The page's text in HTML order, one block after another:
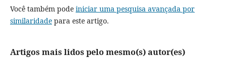
Você também pode iniciar uma pesquisa avançada por
similaridadepara este artigo.
Artigos mais lidos pelo mesmo(s) autor(es)